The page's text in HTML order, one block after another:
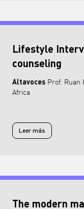
Lifestyle
counseling
Altavoces Prof. Ruan
Africa
Leer másLeer más sobre
The modern